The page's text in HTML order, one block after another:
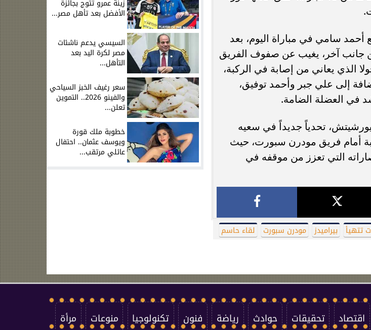
أحمد سامي في مباراة اليوم، بعد
جانب آخر، يغيب عن صفوف الفريق
الذي يعاني من إصابة في الركبة،
إلى علي جبر وأحمد توفيق،
في العضلة الضامة.
تحدياً جديداً في سعيه
أمام فريق مودرن سبورت، حيث
التي تعزز من موقفه في
تتهيأ بيراميدز مودرن سبورت لقاء حاسم
زينة عمرو تتوج بجائزة
الأفضل بعد تأهل مصر...
السيسي يدعم ناشئات
مصر لكرة اليد بعد
التأهل...
سعر رغيف الخبز السياحي
والفينو 2026.. التموين
تعلن...
خطوبة ملك قورة
ويوسف عثمان.. احتفال
عائلي مرتقب...
اقتصاد تحقيقات حوادث رياضة فنون تكنولوجيا منوعات مرأة